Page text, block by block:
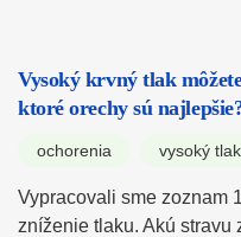
Vysoký krvný tlak
ktoré orechy sú
ochorenia vysoký tlak
Vypracovali sme zoznam
zníženie tlaku. Akú stravu